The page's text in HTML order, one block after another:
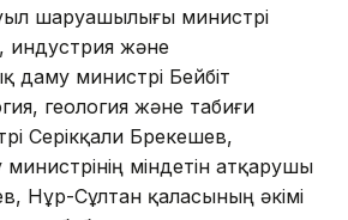
шаруашылығы министрі
индустрия және
даму министрі Бейбіт
геология және табиғи
Серікқали Брекешев,
міндетін атқарушы
Нұр-Сұлтан қаласының әкімі